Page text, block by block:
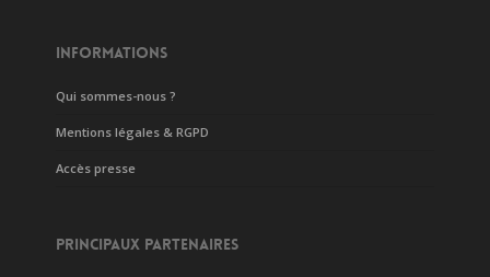
INFORMATIONS
Qui sommes-nous ?
Mentions légales & RGPD
Accès presse
PRINCIPAUX PARTENAIRES